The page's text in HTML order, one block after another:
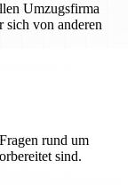
Umzugsfirma
sich von anderen
rund um
sind.